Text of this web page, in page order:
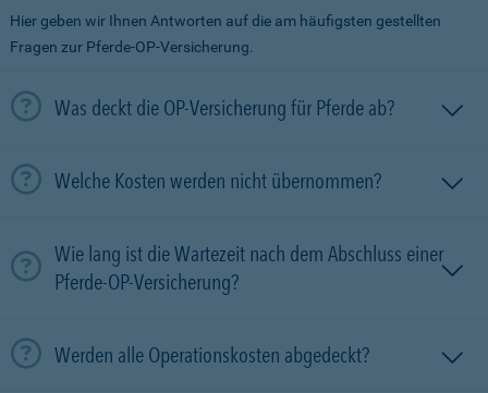
Hier geben wir Ihnen Antworten auf die am häufigsten gestellten
Fragen zur Pferde-OP-Versicherung.
Was deckt die OP-Versicherung für Pferde ab?
Welche Kosten werden nicht übernommen?
Wie lang ist die Wartezeit nach dem Abschluss einer
Pferde-OP-Versicherung?
Werden alle Operationskosten abgedeckt?